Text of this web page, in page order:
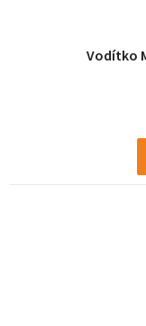
Vodítko